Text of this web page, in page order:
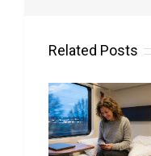
Related Posts